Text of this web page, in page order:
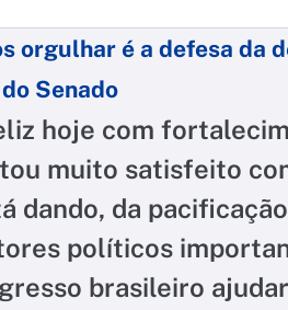
orgulhar é a defesa da
Senado
hoje com
muito satisfeito
dando, da
políticos
brasileiro